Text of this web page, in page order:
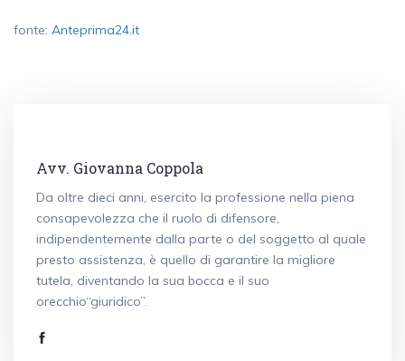
fonte: Anteprima24.it
Avv. Giovanna Coppola
Da oltre dieci anni, esercito la professione nella piena
consapevolezza che il ruolo di difensore,
indipendentemente dalla parte o del soggetto al quale
presto assistenza, è quello di garantire la migliore
tutela, diventando la sua bocca e il suo
orecchio“giuridico”.